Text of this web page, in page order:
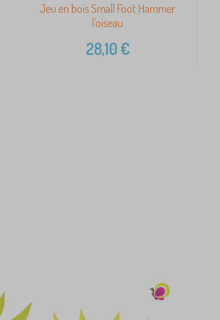
Jeu en bois Small Foot Hammer
l'oiseau
28,10€